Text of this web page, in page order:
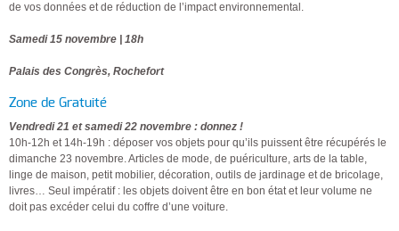
de vos données et de réduction de l’impact environnemental.
Samedi 15 novembre | 18h
Palais des Congrès, Rochefort
Zone de Gratuité
Vendredi 21 et samedi 22 novembre : donnez !
10h-12h et 14h-19h : déposer vos objets pour qu’ils puissent être récupérés le
dimanche 23 novembre. Articles de mode, de puériculture, arts de la table,
linge de maison, petit mobilier, décoration, outils de jardinage et de bricolage,
livres… Seul impératif : les objets doivent être en bon état et leur volume ne
doit pas excéder celui du coffre d’une voiture.